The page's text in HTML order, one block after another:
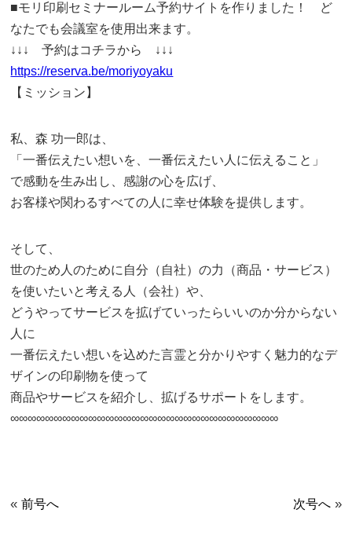
■モリ印刷セミナールーム予約サイトを作りました！ ど
なたでも会議室を使用出来ます。
↓↓↓ 予約はコチラから ↓↓↓
https://reserva.be/moriyoyaku
【ミッション】
私、森 功一郎は、
「一番伝えたい想いを、一番伝えたい人に伝えること」
で感動を生み出し、感謝の心を広げ、
お客様や関わるすべての人に幸せ体験を提供します。
そして、
世のため人のために自分（自社）の力（商品・サービス）
を使いたいと考える人（会社）や、
どうやってサービスを拡げていったらいいのか分からない
人に
一番伝えたい想いを込めた言霊と分かりやすく魅力的なデ
ザインの印刷物を使って
商品やサービスを紹介し、拡げるサポートをします。
∞∞∞∞∞∞∞∞∞∞∞∞∞∞∞∞∞∞∞∞∞∞∞∞∞∞∞∞∞∞∞
«前号へ 次号へ»